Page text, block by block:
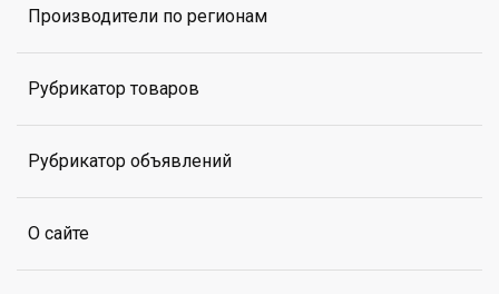
Производители по регионам
Рубрикатор товаров
Рубрикатор объявлений
О сайте